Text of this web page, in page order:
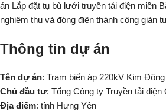
án Lắp đặt tụ bù lưới truyền tải điện miền
nghiệm thu và đóng điện thành công giàn
Thông tin dự án
Tên dự án: Trạm biến áp 220kV Kim Động
Chủ đầu tư: Tổng Công ty Truyền tải
Địa điểm: tỉnh Hưng Yên